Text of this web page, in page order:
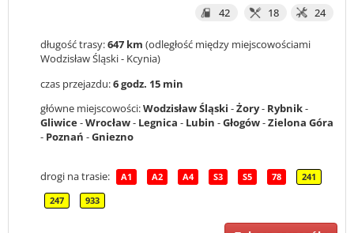
42
18 24
długość trasy:647 km (odległość między miejscowościami
Wodzisław Śląski - Kcynia)
czas przejazdu:6 godz. 15 min
główne miejscowości:Wodzisław Śląski -Żory- Rybnik-
Gliwice-Wrocław- Legnica - Lubin -Głogów-Zielona Góra
- Poznań -Gniezno
drogi na trasie: A1 A2 A4 S3 S5 78 241
247 933